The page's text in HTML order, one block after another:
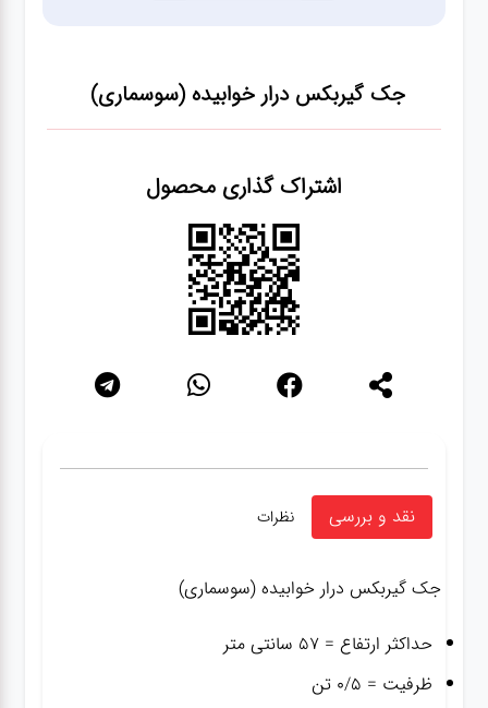
معاینه
فنی
جک گیربکس درار خوابیده (سوسماری)
اشتراک گذاری محصول
نقد و بررسی نظرات
جک گیربکس درار خوابیده (سوسماری)
حداکثر ارتفاع = ۵۷ سانتی متر
ظرفیت = ۰/۵ تن